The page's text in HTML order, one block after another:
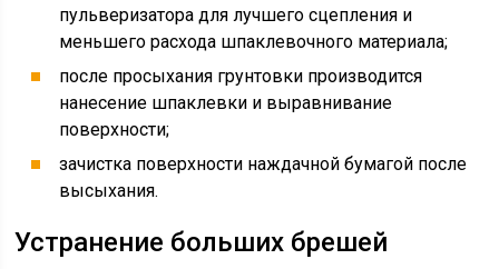
пульверизатора для лучшего сцепления и
меньшего расхода шпаклевочного материала;
после просыхания грунтовки производится
нанесение шпаклевки и выравнивание
поверхности;
зачистка поверхности наждачной бумагой после
высыхания.
Устранение больших брешей